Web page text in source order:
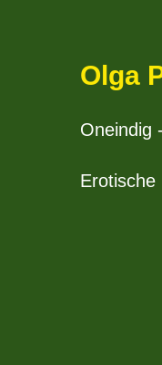
Olga
Oneindig
Erotische